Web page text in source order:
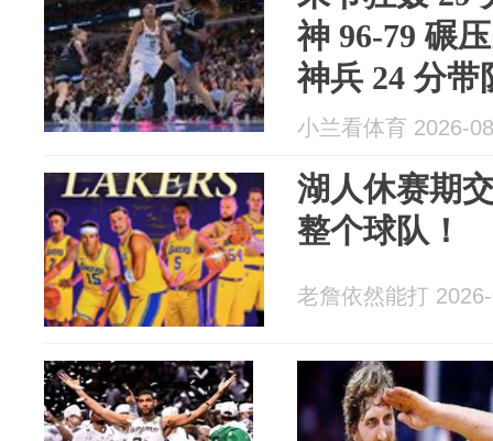
神 96-79 碾
神兵 24 分带
小兰看体育 2026-
湖人休赛期
整个球队！
老詹依然能打